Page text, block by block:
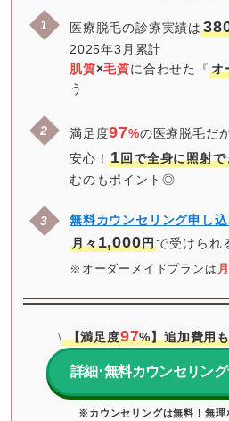
医療脱毛の診療実績は
肌質×毛質に合わせた『 オ
う
満足度97%の医療脱毛だ
安心！1回で全身に照射で
むのもポイント◎
無料カウンセリング申し
月々1,000円
※オーダーメイドプランは
\ 【満足度97%】追加費用
詳細･無料カウンセリン
※カウンセリングは無料！無理